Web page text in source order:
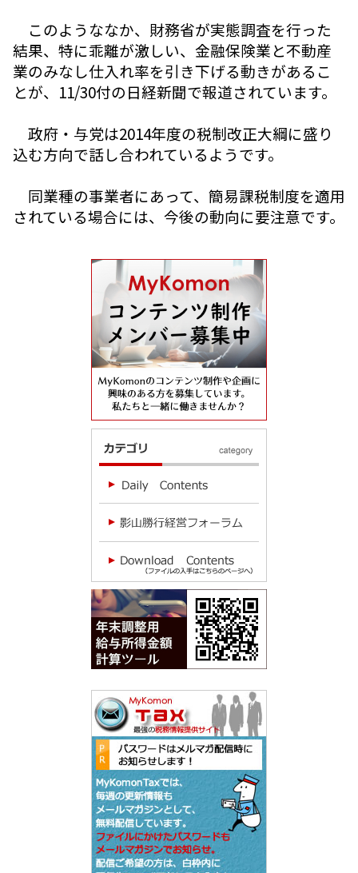
このようななか、財務省が実態調査を行った
結果、特に乖離が激しい、金融保険業と不動産
業のみなし仕入れ率を引き下げる動きがあるこ
とが、11/30付の日経新聞で報道されています。
政府・与党は2014年度の税制改正大綱に盛り
込む方向で話し合われているようです。
同業種の事業者にあって、簡易課税制度を適用
されている場合には、今後の動向に要注意です。